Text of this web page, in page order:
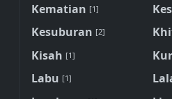
Kematian [1]
Kesuburan [2]
Kisah [1]
Labu [1]